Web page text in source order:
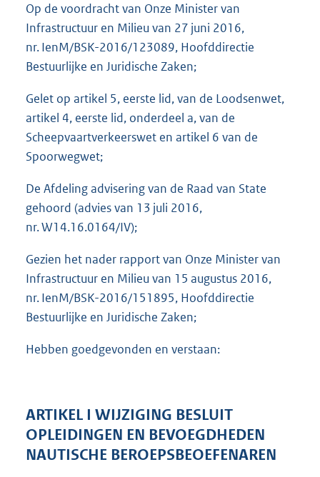
Op de voordracht van Onze Minister van
Infrastructuur en Milieu van 27 juni 2016,
nr. IenM/BSK-2016/123089, Hoofddirectie
Bestuurlijke en Juridische Zaken;
Gelet op artikel 5, eerste lid, van de Loodsenwet,
artikel 4, eerste lid, onderdeel a, van de
Scheepvaartverkeerswet en artikel 6 van de
Spoorwegwet;
De Afdeling advisering van de Raad van State
gehoord (advies van 13 juli 2016,
nr. W14.16.0164/IV);
Gezien het nader rapport van Onze Minister van
Infrastructuur en Milieu van 15 augustus 2016,
nr. IenM/BSK-2016/151895, Hoofddirectie
Bestuurlijke en Juridische Zaken;
Hebben goedgevonden en verstaan:
ARTIKEL I WIJZIGING BESLUIT
OPLEIDINGEN EN BEVOEGDHEDEN
NAUTISCHE BEROEPSBEOEFENAREN